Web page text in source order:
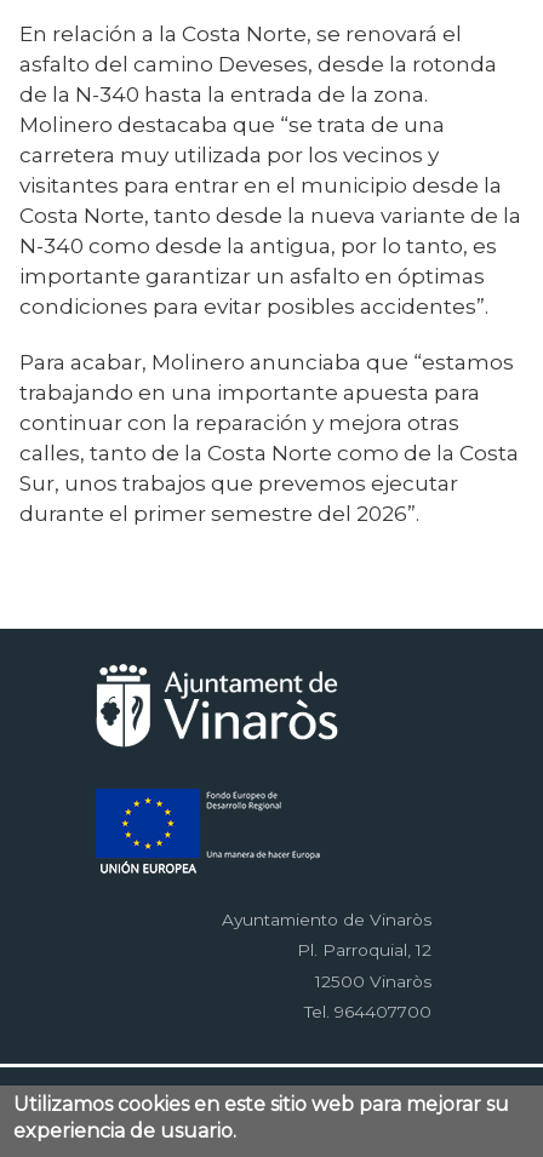
En relación a la Costa Norte, se renovará el
asfalto del camino Deveses, desde la rotonda
de la N-340 hasta la entrada de la zona.
Molinero destacaba que “se trata de una
carretera muy utilizada por los vecinos y
visitantes para entrar en el municipio desde la
Costa Norte, tanto desde la nueva variante de la
N-340 como desde la antigua, por lo tanto, es
importante garantizar un asfalto en óptimas
condiciones para evitar posibles accidentes”.
Para acabar, Molinero anunciaba que “estamos
trabajando en una importante apuesta para
continuar con la reparación y mejora otras
calles, tanto de la Costa Norte como de la Costa
Sur, unos trabajos que prevemos ejecutar
durante el primer semestre del 2026”.
Ayuntamiento de Vinaròs
Pl. Parroquial, 12
12500 Vinaròs
Tel. 964407700
Menú
al
Contacto Aviso legal
Mapa web
Accessibilitat
Política de privacidad
Utilizamos cookies en este sitio web para mejorar su
experiencia de usuario.